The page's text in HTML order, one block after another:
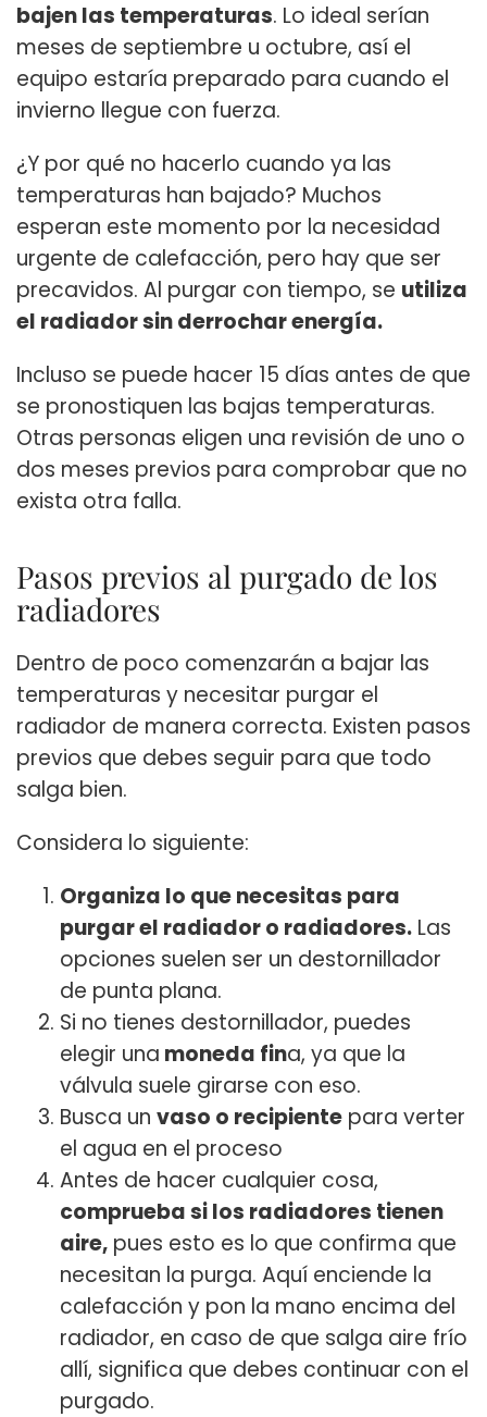
bajen las temperaturas. Lo ideal serían
meses de septiembre u octubre, así el
equipo estaría preparado para cuando el
invierno llegue con fuerza.
¿Y por qué no hacerlo cuando ya las
temperaturas han bajado? Muchos
esperan este momento por la necesidad
urgente de calefacción, pero hay que ser
precavidos. Al purgar con tiempo, se utiliza
el radiador sin derrochar energía.
Incluso se puede hacer 15 días antes de que
se pronostiquen las bajas temperaturas.
Otras personas eligen una revisión de uno o
dos meses previos para comprobar que no
exista otra falla.
Pasos previos al purgado de los
radiadores
Dentro de poco comenzarán a bajar las
temperaturas y necesitar purgar el
radiador de manera correcta. Existen pasos
previos que debes seguir para que todo
salga bien.
Considera lo siguiente:
Organiza lo que necesitas para
purgar el radiador o radiadores. Las
opciones suelen ser un destornillador
de punta plana.
Si no tienes destornillador, puedes
elegir una moneda fina, ya que la
válvula suele girarse con eso.
Busca un vaso o recipiente para verter
el agua en el proceso
Antes de hacer cualquier cosa,
comprueba si los radiadores tienen
aire, pues esto es lo que confirma que
necesitan la purga. Aquí enciende la
calefacción y pon la mano encima del
radiador, en caso de que salga aire frío
allí, significa que debes continuar con el
purgado.